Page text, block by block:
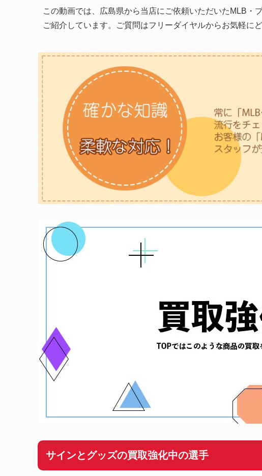
この動画では、広島県から当店にご依頼いただいたMLB・
ご紹介しています。ご質問はフリーダイヤルからお気軽にど
サインとグッズの買取強化中の選手